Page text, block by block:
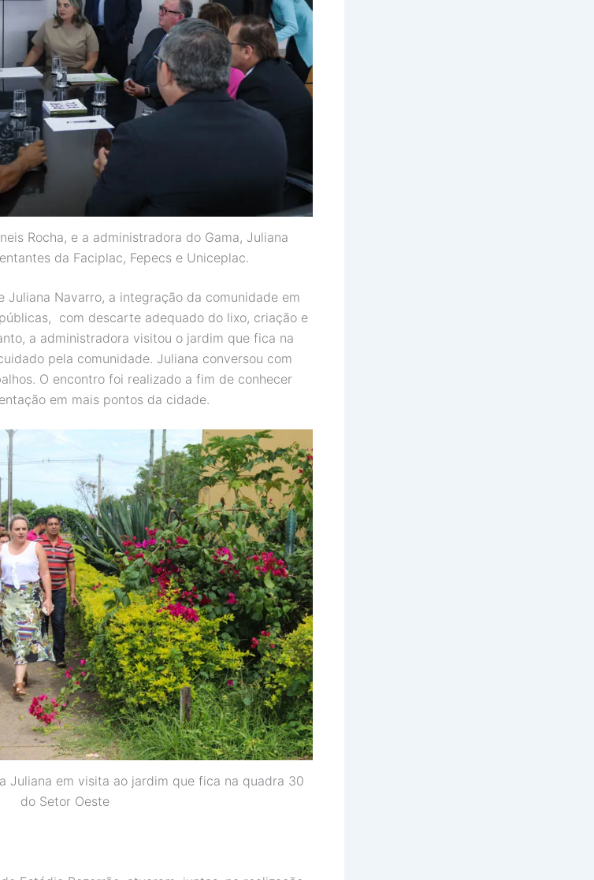
Rocha, e a administradora do Gama, Juliana
da Faciplac, Fepecs e Uniceplac.
Navarro, a integração da comunidade em
com descarte adequado do lixo, criação e
a administradora visitou o jardim que fica na
pela comunidade. Juliana conversou com
O encontro foi realizado a fim de conhecer
em mais pontos da cidade.
Juliana em visita ao jardim que fica na quadra 30
do Setor Oeste